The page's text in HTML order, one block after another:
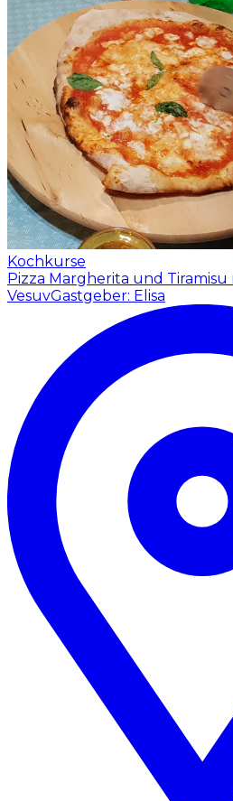
Kochkurse
Pizza Margherita und
VesuvGastgeber: Elisa